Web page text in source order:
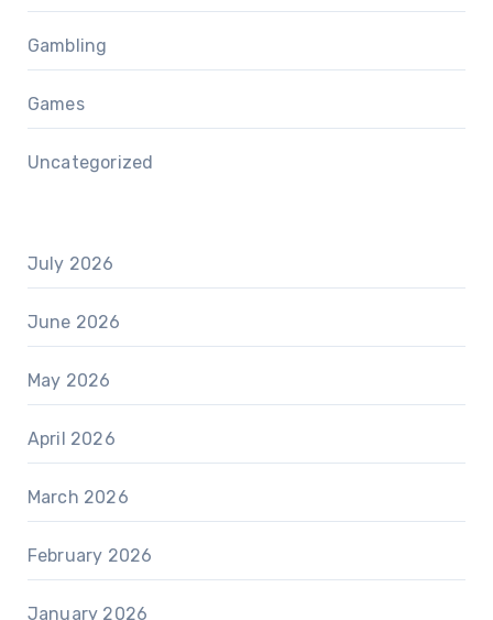
Gambling
Games
Uncategorized
July 2026
June 2026
May 2026
April 2026
March 2026
February 2026
January 2026